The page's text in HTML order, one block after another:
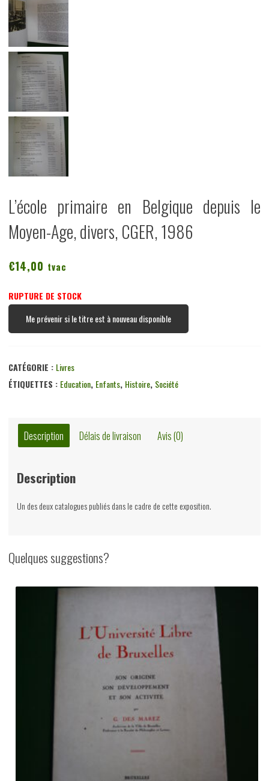
L’école primaire en Belgique depuis le
Moyen-Age, divers, CGER, 1986
€14,00 tvac
RUPTURE DE STOCK
Me prévenir si le titre est à nouveau disponible
CATÉGORIE : Livres
ÉTIQUETTES : Education, Enfants, Histoire, Société
Description Délais de livraison Avis (0)
Description
Un des deux catalogues publiés dans le cadre de cette exposition.
Quelques suggestions?